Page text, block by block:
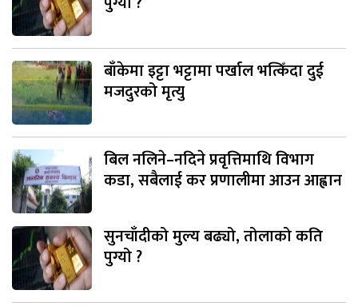
बाँकेमा इट्टा भट्टामा पर्खाल भत्किँदा दुई
मजदुरको मृत्यु
बिल नलिने–नदिने प्रवृत्तिमाथि विभाग
कडा, सबैलाई कर प्रणालीमा आउन आह्वान
सुनचाँदीको मुल्य बढ्यो, तोलाको कति
पुग्यो ?